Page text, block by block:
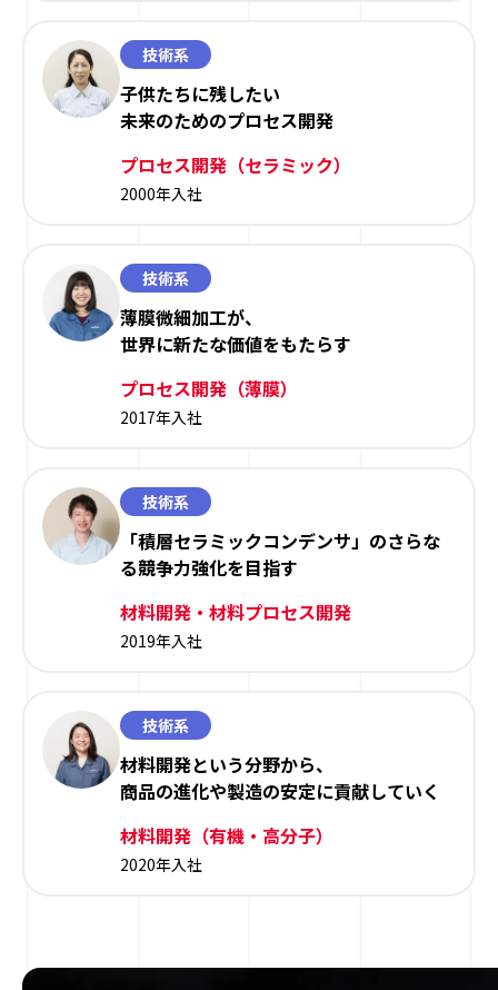
技術系
子供たちに残したい
未来のためのプロセス開発
プロセス開発（セラミック）
2000年入社
技術系
薄膜微細加工が、
世界に新たな価値をもたらす
プロセス開発（薄膜）
2017年入社
技術系
「積層セラミックコンデンサ」のさらな
る競争力強化を目指す
材料開発・材料プロセス開発
2019年入社
技術系
材料開発という分野から、
商品の進化や製造の安定に貢献していく
材料開発（有機・高分子）
2020年入社